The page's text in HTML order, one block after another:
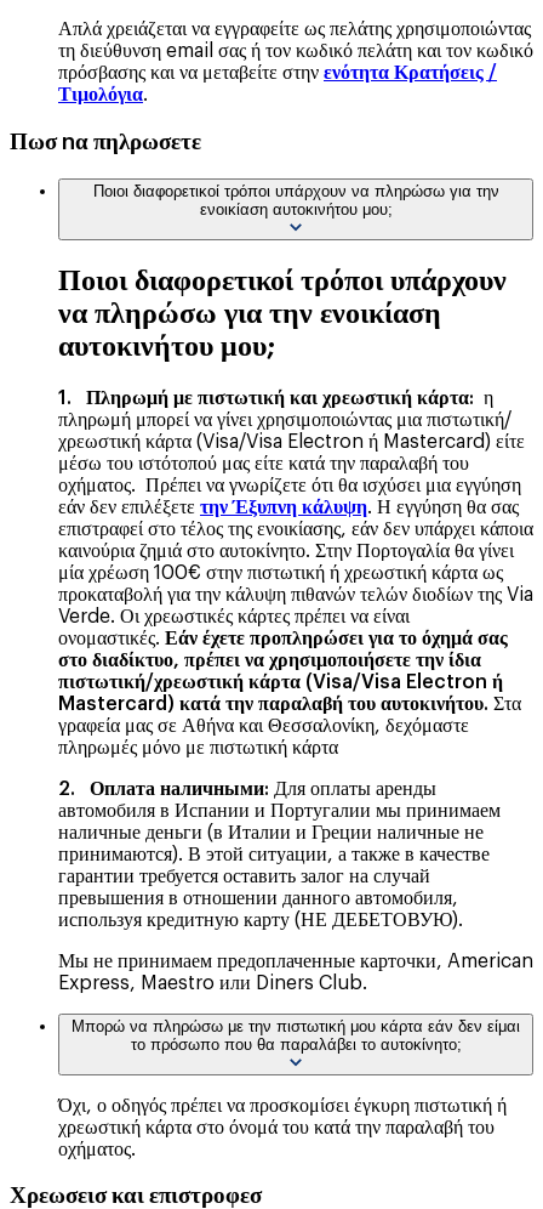
Απλά χρειάζεται να εγγραφείτε ως πελάτης χρησιμοποιώντας
τη διεύθυνση email σας ή τον κωδικό πελάτη και τον κωδικό
πρόσβασης και να μεταβείτε στην ενότητα Κρατήσεις /
Τιμολόγια.
Πωσ nα πηλρωσετε
Ποιοι διαφορετικοί τρόποι υπάρχουν να πληρώσω για την
ενοικίαση αυτοκινήτου μου;
Ποιοι διαφορετικοί τρόποι υπάρχουν
να πληρώσω για την ενοικίαση
αυτοκινήτου μου;
1. Πληρωμή με πιστωτική και χρεωστική κάρτα: η
πληρωμή μπορεί να γίνει χρησιμοποιώντας μια πιστωτική/
χρεωστική κάρτα (Visa/Visa Electron ή Mastercard) είτε
μέσω του ιστότοπού μας είτε κατά την παραλαβή του
οχήματος. Πρέπει να γνωρίζετε ότι θα ισχύσει μια εγγύηση
εάν δεν επιλέξετε την Έξυπνη κάλυψη. Η εγγύηση θα σας
επιστραφεί στο τέλος της ενοικίασης, εάν δεν υπάρχει κάποια
καινούρια ζημιά στο αυτοκίνητο. Στην Πορτογαλία θα γίνει
μία χρέωση 100€ στην πιστωτική ή χρεωστική κάρτα ως
προκαταβολή για την κάλυψη πιθανών τελών διοδίων της Via
Verde. Οι χρεωστικές κάρτες πρέπει να είναι
ονομαστικές. Εάν έχετε προπληρώσει για το όχημά σας
στο διαδίκτυο, πρέπει να χρησιμοποιήσετε την ίδια
πιστωτική/χρεωστική κάρτα (Visa/Visa Electron ή
Mastercard) κατά την παραλαβή του αυτοκινήτου. Στα
γραφεία μας σε Αθήνα και Θεσσαλονίκη, δεχόμαστε
πληρωμές μόνο με πιστωτική κάρτα
2. Оплата наличными: Для оплаты аренды
автомобиля в Испании и Португалии мы принимаем
наличные деньги (в Италии и Греции наличные не
принимаются). В этой ситуации, а также в качестве
гарантии требуется оставить залог на случай
превышения в отношении данного автомобиля,
используя кредитную карту (НЕ ДЕБЕТОВУЮ).
Мы не принимаем предоплаченные карточки, American
Express, Maestro или Diners Club.
Μπορώ να πληρώσω με την πιστωτική μου κάρτα εάν δεν είμαι
το πρόσωπο που θα παραλάβει το αυτοκίνητο;
Όχι, ο οδηγός πρέπει να προσκομίσει έγκυρη πιστωτική ή
χρεωστική κάρτα στο όνομά του κατά την παραλαβή του
οχήματος.
Χρεωσεισ και επιστροφεσ